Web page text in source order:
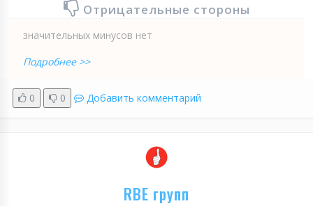
Отрицательные стороны
значительных минусов нет
Подробнее >>
0 0 Добавить комментарий
RBE групп